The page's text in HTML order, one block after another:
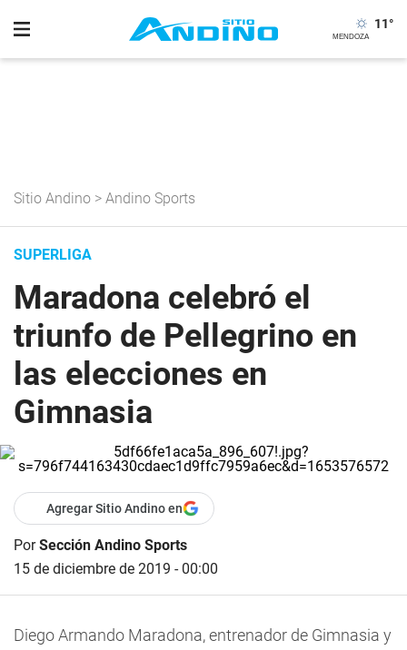
11°
Sitio Andino > Andino Sports
SUPERLIGA
Maradona celebró el
triunfo de Pellegrino en
las elecciones en
Gimnasia
Agregar Sitio Andino en
PorSección Andino Sports
15 de diciembre de 2019 - 00:00
Diego Armando Maradona, entrenador de Gimnasia y